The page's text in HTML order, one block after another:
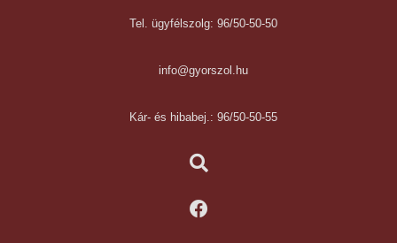
Tel. ügyfélszolg: 96/50-50-50
info@gyorszol.hu
Kár- és hibabej.: 96/50-50-55